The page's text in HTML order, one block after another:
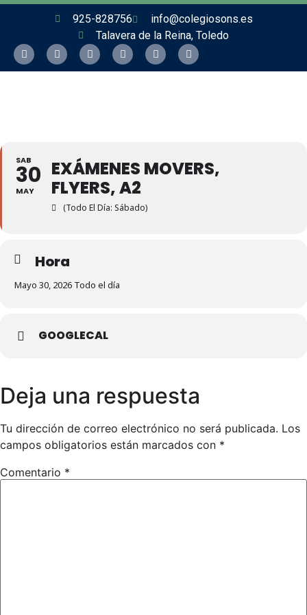
925-828756
info@colegiosons.es
Talavera de la Reina, Toledo
SAB
30
MAY
EXÁMENES MOVERS,
FLYERS, A2
(Todo El Día: Sábado)
Hora
Mayo 30, 2026 Todo el día
GOOGLECAL
Deja una respuesta
Tu dirección de correo electrónico no será publicada. Los
campos obligatorios están marcados con *
Comentario *